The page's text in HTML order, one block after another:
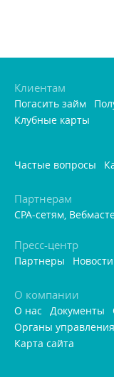
Клиентам
Погасить займ
Клубные карты
Частые вопросы
Партнерам
CPA-сетям,
Пресс-центр
Партнеры Новости
О компании
О нас Документы
Органы управления
Карта сайта